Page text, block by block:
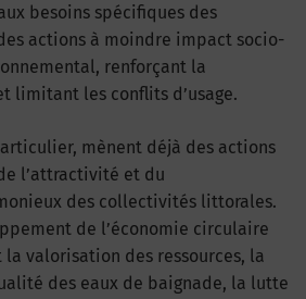
besoins spécifiques des
actions à moindre impact socio-
renforçant la
limitant les conflits d’usage.
mènent déjà des actions
l’attractivité et du
des collectivités littorales.
de l’économie circulaire
valorisation des ressources, la
des eaux de baignade, la lutte